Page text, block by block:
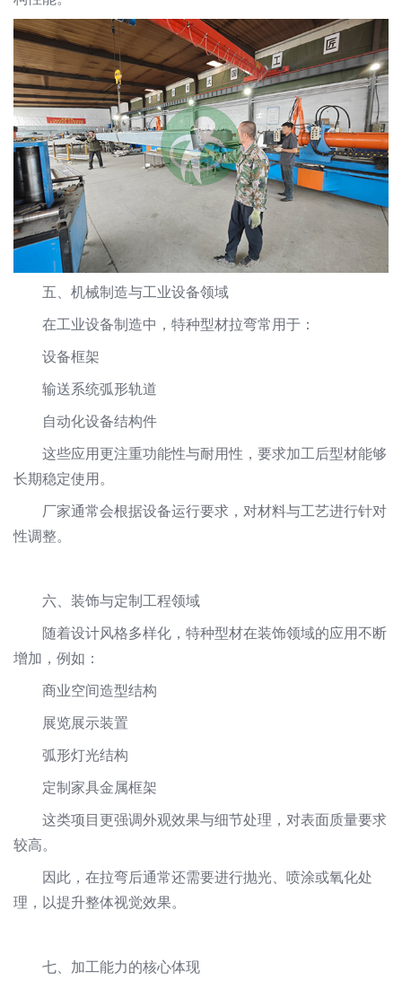
五、机械制造与工业设备领域
在工业设备制造中，特种型材拉弯常用于：
设备框架
输送系统弧形轨道
自动化设备结构件
这些应用更注重功能性与耐用性，要求加工后型材能够
长期稳定使用。
厂家通常会根据设备运行要求，对材料与工艺进行针对
性调整。
六、装饰与定制工程领域
随着设计风格多样化，特种型材在装饰领域的应用不断
增加，例如：
商业空间造型结构
展览展示装置
弧形灯光结构
定制家具金属框架
这类项目更强调外观效果与细节处理，对表面质量要求
较高。
因此，在拉弯后通常还需要进行抛光、喷涂或氧化处
理，以提升整体视觉效果。
七、加工能力的核心体现